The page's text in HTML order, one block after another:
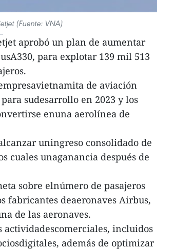
(Fuente: VNA)
aprobó un plan de aumentar
para explotar 139 mil 513
de aviación
sudesarrollo en 2023 y los
enuna aerolínea de
uningreso consolidado de
cuales unaganancia después de
sobre elnúmero de pasajeros
fabricantes deaeronaves Airbus,
de las aeronaves.
actividadescomerciales, incluidos
además de optimizar